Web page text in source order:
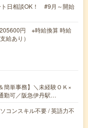
日相談OK！ #9月～開始
205600円 ※時給換算 時給
給あり）
簡単事務】＼未経験ＯＫ×
勤可／阪急伊丹駅…
コンスキル不要 / 英語力不